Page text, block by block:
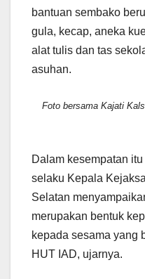
bantuan sembako
gula, kecap, aneka
alat tulis dan tas
asuhan.
Foto bersama Kajati
Dalam kesempatan
selaku Kepala
Selatan
merupakan bentuk
kepada sesama yang
HUT IAD, ujarnya.